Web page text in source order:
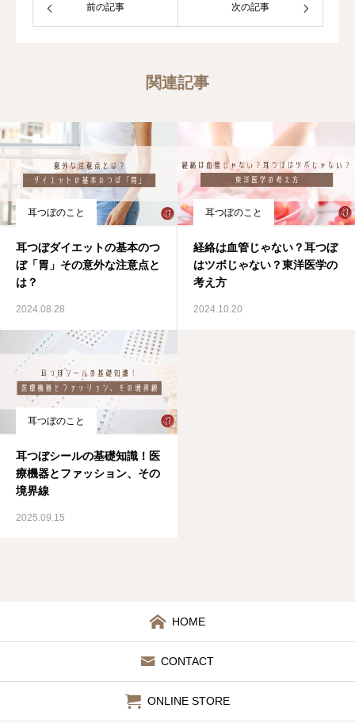
前の記事 次の記事
関連記事
耳つぼのこと
耳つぼダイエットの基本のつ
ぼ「胃」その意外な注意点と
は？
2024.08.28
耳つぼのこと
経絡は血管じゃない？耳つぼ
はツボじゃない？東洋医学の
考え方
2024.10.20
耳つぼのこと
耳つぼシールの基礎知識！医
療機器とファッション、その
境界線
2025.09.15
HOME
CONTACT
ONLINE STORE